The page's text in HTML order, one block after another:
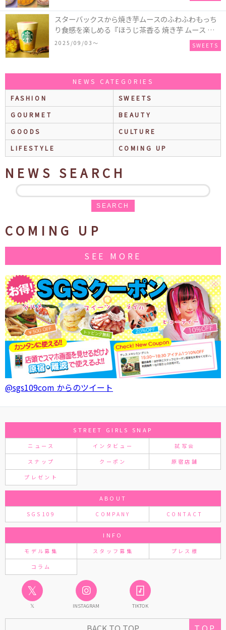
スターバックスから焼き芋ムースのふわふわもっち
り食感を楽しめる『ほうじ茶香る 焼き芋 ムース テ
ィー ラテ』が新発売！大好評の『チョコレート ムー
2025/09/03〜 SWEETS
NEWS CATEGORIES
FASHION
SWEETS
GOURMET
BEAUTY
GOODS
CULTURE
LIFESTYLE
COMING UP
NEWS SEARCH
SEARCH
COMING UP
SEE MORE
@sgs109com からのツイート
STREET GIRLS SNAP
ニュース インタビュー 試写会
スナップ クーポン 原宿店舗
プレゼント
ABOUT
SGS109 COMPANY CONTACT
INFO
モデル募集 スタッフ募集 プレス様
コラム
𝕏
𝕏 INSTAGRAM TIKTOK